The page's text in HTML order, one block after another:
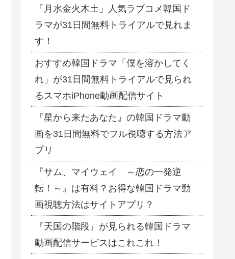
「月水金火木土」人気ラブコメ韓国ド
ラマが31日間無料トライアルで見れま
す！
おすすめ韓国ドラマ「僕を溶かしてく
れ」が31日間無料トライアルで見られ
るスマホiPhone動画配信サイト
『星から来たあなた』の韓国ドラマ動
画を31日間無料でフル視聴する方法ア
プリ
『サム、マイウェイ ～恋の一発逆
転！～』は有料？お得な韓国ドラマ動
画視聴方法はサイトアプリ？
『天国の階段』が見られる韓国ドラマ
動画配信サービスはこれこれ！